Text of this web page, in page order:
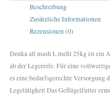
Beschreibung
Zusätzliche Informationen
Rezensionen (0)
Deuka all mash L mehl 25kg ist ein
ab der Legereife. Für eine
es eine bedarfsgerechte Versorgung
Legetätigkeit Das Geflügelfutter